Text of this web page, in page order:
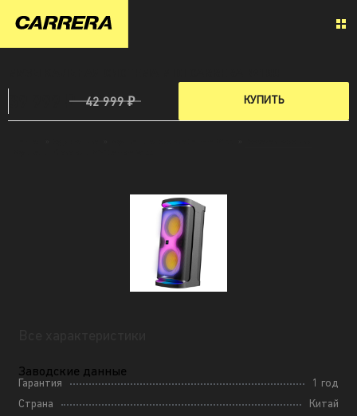
39 999 ₽ 42 999 ₽ КУПИТЬ
Заводские данные
Гарантия
1 год
Страна
Китай